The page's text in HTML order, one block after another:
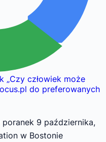
„Czy człowiek może
do preferowanych
9 października,
w Bostonie